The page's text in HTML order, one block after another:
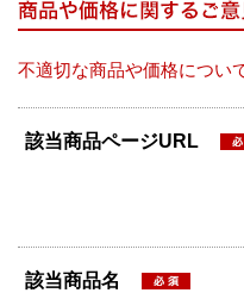
不適切な商品や価格につい
該当商品ページURL
該当商品名